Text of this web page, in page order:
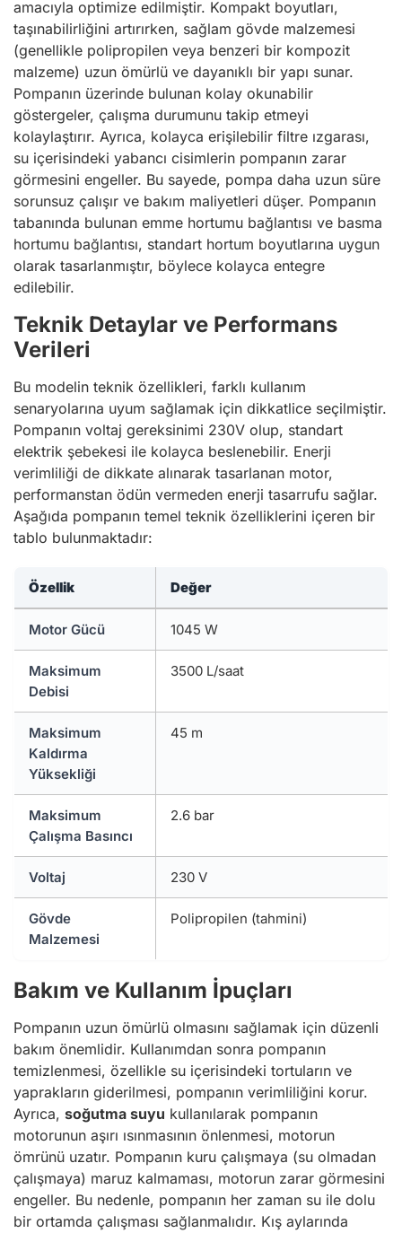
amacıyla optimize edilmiştir. Kompakt boyutları,
taşınabilirliğini artırırken, sağlam gövde malzemesi
(genellikle polipropilen veya benzeri bir kompozit
malzeme) uzun ömürlü ve dayanıklı bir yapı sunar.
Pompanın üzerinde bulunan kolay okunabilir
göstergeler, çalışma durumunu takip etmeyi
kolaylaştırır. Ayrıca, kolayca erişilebilir filtre ızgarası,
su içerisindeki yabancı cisimlerin pompanın zarar
görmesini engeller. Bu sayede, pompa daha uzun süre
sorunsuz çalışır ve bakım maliyetleri düşer. Pompanın
tabanında bulunan emme hortumu bağlantısı ve basma
hortumu bağlantısı, standart hortum boyutlarına uygun
olarak tasarlanmıştır, böylece kolayca entegre
edilebilir.
Teknik Detaylar ve Performans
Verileri
Bu modelin teknik özellikleri, farklı kullanım
senaryolarına uyum sağlamak için dikkatlice seçilmiştir.
Pompanın voltaj gereksinimi 230V olup, standart
elektrik şebekesi ile kolayca beslenebilir. Enerji
verimliliği de dikkate alınarak tasarlanan motor,
performanstan ödün vermeden enerji tasarrufu sağlar.
Aşağıda pompanın temel teknik özelliklerini içeren bir
tablo bulunmaktadır:
Özellik Değer
Motor Gücü 1045 W
Maksimum
Debisi
3500 L/saat
Maksimum
Kaldırma
Yüksekliği
45 m
Maksimum
Çalışma Basıncı
2.6 bar
Voltaj 230 V
Gövde
Malzemesi
Polipropilen (tahmini)
Bakım ve Kullanım İpuçları
Pompanın uzun ömürlü olmasını sağlamak için düzenli
bakım önemlidir. Kullanımdan sonra pompanın
temizlenmesi, özellikle su içerisindeki tortuların ve
yaprakların giderilmesi, pompanın verimliliğini korur.
Ayrıca, soğutma suyu kullanılarak pompanın
motorunun aşırı ısınmasının önlenmesi, motorun
ömrünü uzatır. Pompanın kuru çalışmaya (su olmadan
çalışmaya) maruz kalmaması, motorun zarar görmesini
engeller. Bu nedenle, pompanın her zaman su ile dolu
bir ortamda çalışması sağlanmalıdır. Kış aylarında